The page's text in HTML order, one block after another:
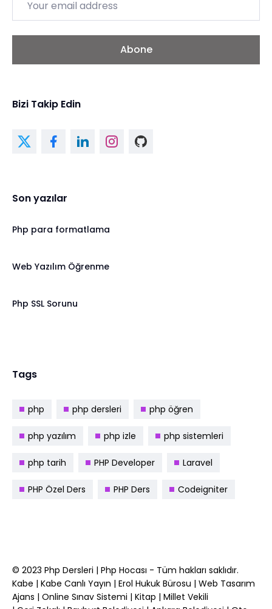
Abone
Bizi Takip Edin
Son yazılar
Php para formatlama
Web Yazılım Öğrenme
Php SSL Sorunu
Tags
php php dersleri php öğren
php yazılım php izle php sistemleri
php tarih PHP Developer Laravel
PHP Özel Ders PHP Ders Codeigniter
© 2023 Php Dersleri | Php Hocası - Tüm hakları saklıdır.
Kabe | Kabe Canlı Yayın | Erol Hukuk Bürosu | Web Tasarım
Ajans | Online Sınav Sistemi | Kitap | Millet Vekili